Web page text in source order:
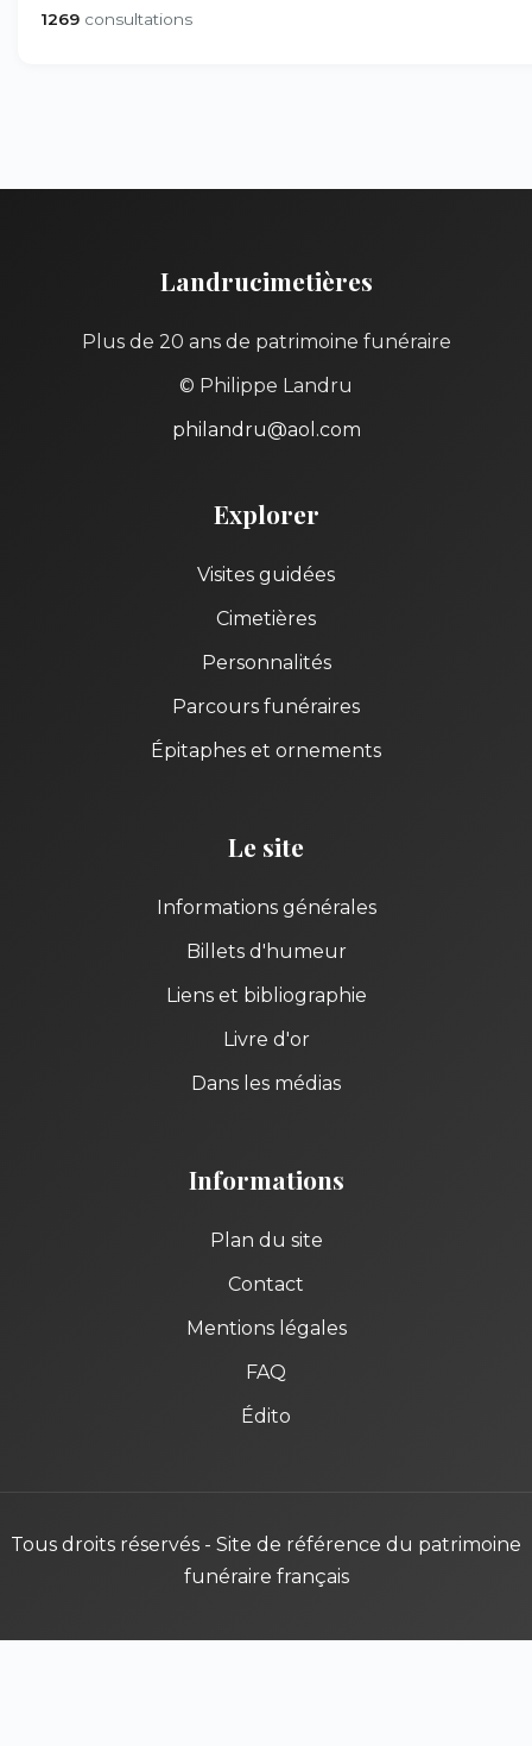
1269 consultations
Landrucimetières
Plus de 20 ans de patrimoine funéraire
© Philippe Landru
philandru@aol.com
Explorer
Visites guidées
Cimetières
Personnalités
Parcours funéraires
Épitaphes et ornements
Le site
Informations générales
Billets d'humeur
Liens et bibliographie
Livre d'or
Dans les médias
Informations
Plan du site
Contact
Mentions légales
FAQ
Édito
Tous droits réservés - Site de référence du patrimoine
funéraire français